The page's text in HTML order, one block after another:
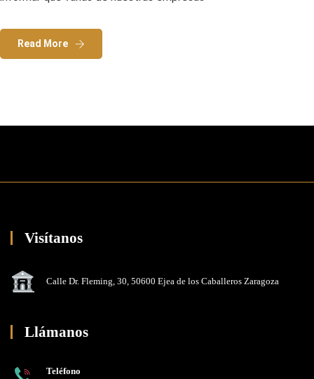
Read More
Visítanos
Calle Dr. Fleming, 30, 50600 Ejea de los Caballeros Zaragoza
Llámanos
Teléfono